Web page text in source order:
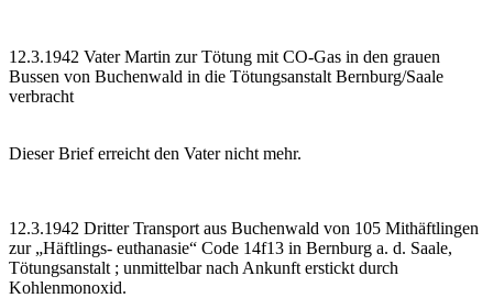
12.3.1942 Vater Martin zur Tötung mit CO-Gas in den grauen
Bussen von Buchenwald in die Tötungsanstalt Bernburg/Saale
verbracht
Dieser Brief erreicht den Vater nicht mehr.
12.3.1942 Dritter Transport aus Buchenwald von 105 Mithäftlingen
zur „Häftlings- euthanasie“ Code 14f13 in Bernburg a. d. Saale,
Tötungsanstalt ; unmittelbar nach Ankunft erstickt durch
Kohlenmonoxid.